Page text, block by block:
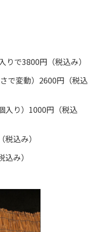
で3800円（税込み）
で変動）2600円（税込
入り）1000円（税込
込み）
み）